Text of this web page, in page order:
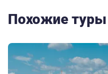
Похожие туры